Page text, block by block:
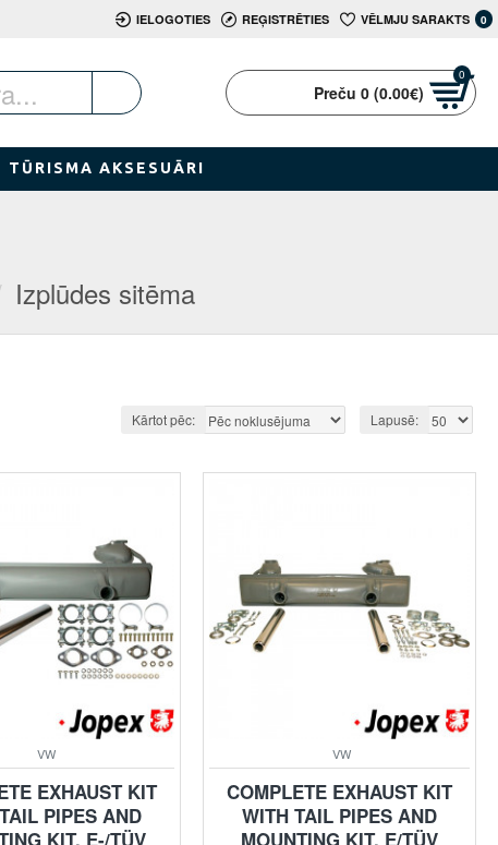
IELOGOTIES REĢISTRĒTIES VĒLMJU SARAKTS 0
Preču 0 (0.00€)
0
TŪRISMA AKSESUĀRI
Izplūdes sitēma
Kārtot pēc: Lapusē:
VW
EXHAUST KIT
PIPES AND
KIT, E-/TÜV
VW
COMPLETE EXHAUST KIT
WITH TAIL PIPES AND
MOUNTING KIT, E/TÜV